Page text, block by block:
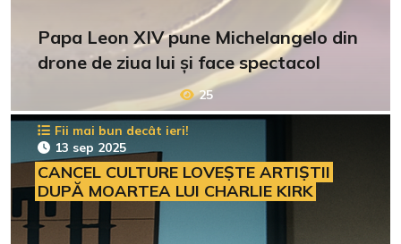
Papa Leon XIV pune Michelangelo din
drone de ziua lui și face spectacol
25
Fii mai bun decât ieri!
13 sep 2025
CANCEL CULTURE LOVEȘTE ARTIȘTII
DUPĂ MOARTEA LUI CHARLIE KIRK